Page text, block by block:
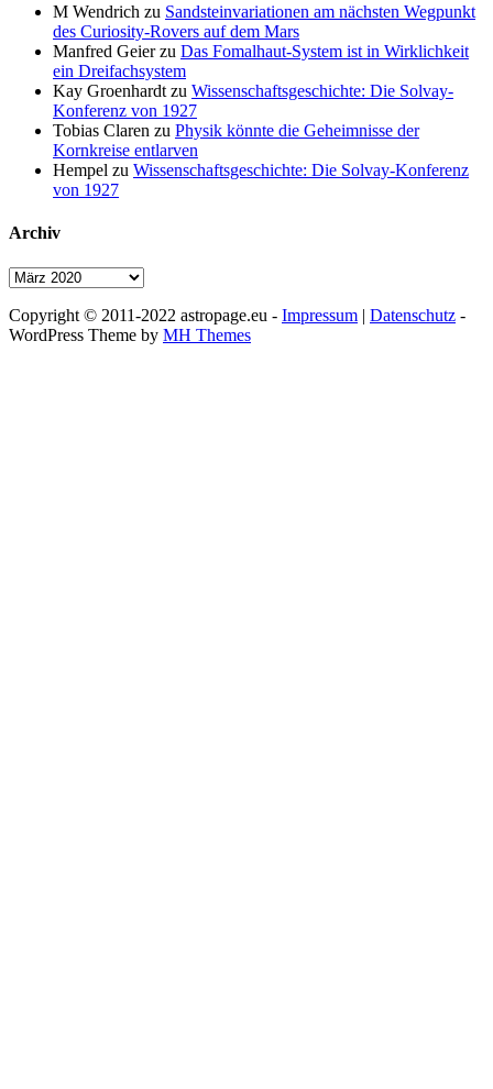
M Wendrich zu Sandsteinvariationen am nächsten Wegpunkt
des Curiosity-Rovers auf dem Mars
Manfred Geierzu Das Fomalhaut-System ist in Wirklichkeit
ein Dreifachsystem
Kay Groenhardt zu Wissenschaftsgeschichte: Die Solvay-
Konferenz von 1927
Tobias Claren zu Physik könnte die Geheimnisse der
Kornkreise entlarven
Hempel zu Wissenschaftsgeschichte: Die Solvay-Konferenz
von 1927
Archiv
Archiv
Copyright © 2011-2022 astropage.eu - Impressum | Datenschutz -
WordPress Theme by MH Themes